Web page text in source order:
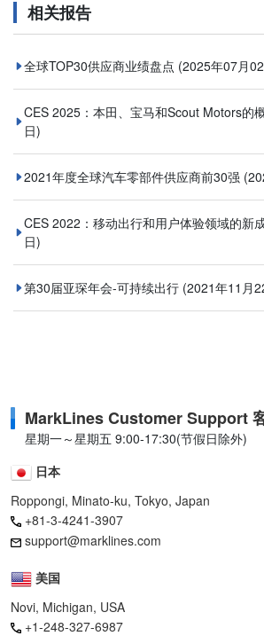
相关报告
全球TOP30供应商业绩盘点 (2025年07月
CES 2025：本田、宝马和Scout Motors的
日)
2021年度全球汽车零部件供应商前30强
CES 2022：移动出行和用户体验领域的新
日)
第30届亚琛年会-可持续出行 (2021年11月
MarkLines Customer Support
星期一～星期五 9:00-17:30(节假日除外)
日本
Roppongi, Minato-ku, Tokyo, Japan
+81-3-4241-3907
support@marklines.com
美国
Novi, Michigan, USA
+1-248-327-6987